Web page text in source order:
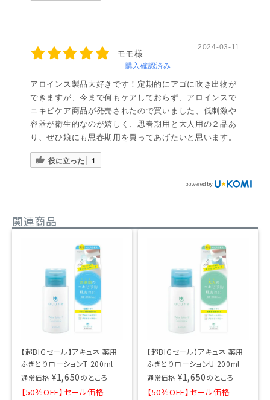
モモ様
購入確認済み
2024-03-11
アロインス製品大好きです！定期的にアゴに吹き出物が
できますが、今まで何もケアしておらず、アロインスで
ニキビケア商品が発売されたので買いました、低刺激や
容器が衛生的なのが嬉しく、思春期用と大人用の２品あ
り、ぜひ娘にも思春期用を買ってあげたいと思います。
役に立った 1
関連商品
【超BIGセール】アキュネ 薬用
ふきとりローションT 200ml
通常価格 ¥1,650のところ
【50％OFF】セール価格
【超BIGセール】アキュネ 薬用
ふきとりローションU 200ml
通常価格 ¥1,650のところ
【50％OFF】セール価格